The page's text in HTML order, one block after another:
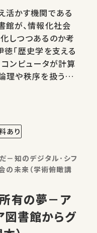
活かす機関である
館が、情報化社会
しつつあるのか考
徳「歴史学を支える
コンピュータが計算
理や秩序を扱う道
は、来館者サービ
、映像ガ…
あり
－知のデジタル･シフ
の未来（学術俯瞰講
図書館からグ